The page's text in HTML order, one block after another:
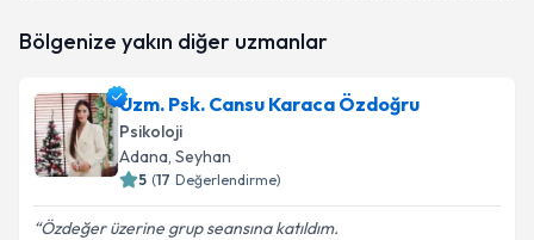
oluşturun. Size bu uzmandan randevu almanız için bir
E-posta Adresiniz
Kişisel verilerimin işlenmesine ilişkin
Bölgenize yakın diğer uzmanlar
Uzm. Psk. Cansu Karaca Özdoğru
Psikoloji
Adana, Seyhan
5 (17 Değerlendirme)
Özdeğer üzerine grup seansına katıldım.